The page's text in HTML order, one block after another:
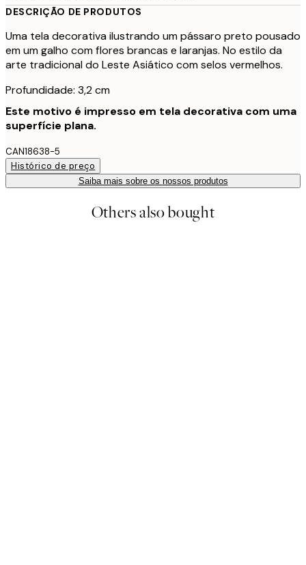
DESCRIÇÃO DE PRODUTOS
Uma tela decorativa ilustrando um pássaro preto pousado
em um galho com flores brancas e laranjas. No estilo da
arte tradicional do Leste Asiático com selos vermelhos.
Profundidade: 3,2 cm
Este motivo é impresso em tela decorativa com uma
superfície plana.
CAN18638-5
Histórico de preço
Saiba mais sobre os nossos produtos
Others also bought